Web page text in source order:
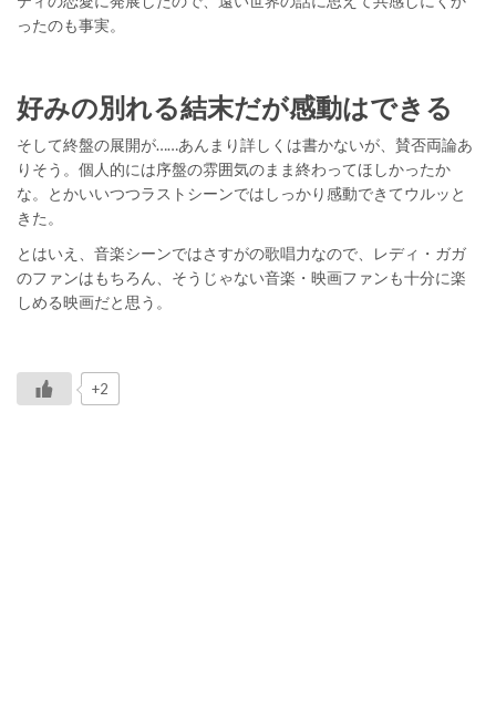
ったのも事実。
好みの別れる結末だが感動はできる
そして終盤の展開が……あんまり詳しくは書かないが、賛否両論あ
りそう。個人的には序盤の雰囲気のまま終わってほしかったか
な。とかいいつつラストシーンではしっかり感動できてウルッと
きた。
とはいえ、音楽シーンではさすがの歌唱力なので、レディ・ガガ
のファンはもちろん、そうじゃない音楽・映画ファンも十分に楽
しめる映画だと思う。
+2